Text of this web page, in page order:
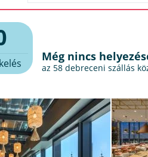
Még nincs
az 58 debreceni szállás